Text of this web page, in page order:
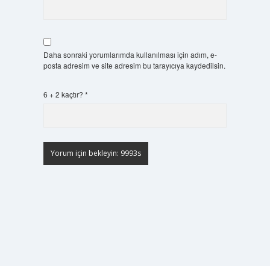
Daha sonraki yorumlarımda kullanılması için adım, e-
posta adresim ve site adresim bu tarayıcıya kaydedilsin.
6 + 2 kaçtır? *